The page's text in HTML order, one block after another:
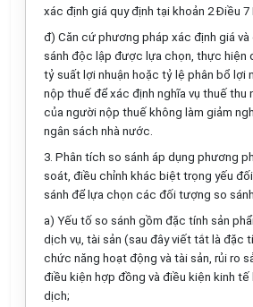
xác định giá quy định tại khoản 2 Điều 7
đ) Căn cứ phương pháp xác định giá
sánh độc lập được lựa chọn, thực hiện
tỷ suất lợi nhuận hoặc tỷ lệ phân bổ lợi
nộp thuế để xác định nghĩa vụ thuế thu
của người nộp thuế không làm giảm
ngân sách nhà nước.
3. Phân tích so sánh áp dụng phương
soát, điều chỉnh khác biệt trọng yếu
sánh để lựa chọn các đối tượng so
a) Yếu tố so sánh gồm đặc tính sản
dịch vụ, tài sản (sau đây viết tắt là đặc
chức năng hoạt động và tài sản, rủi ro
điều kiện hợp đồng và điều kiện kinh tế
dịch;